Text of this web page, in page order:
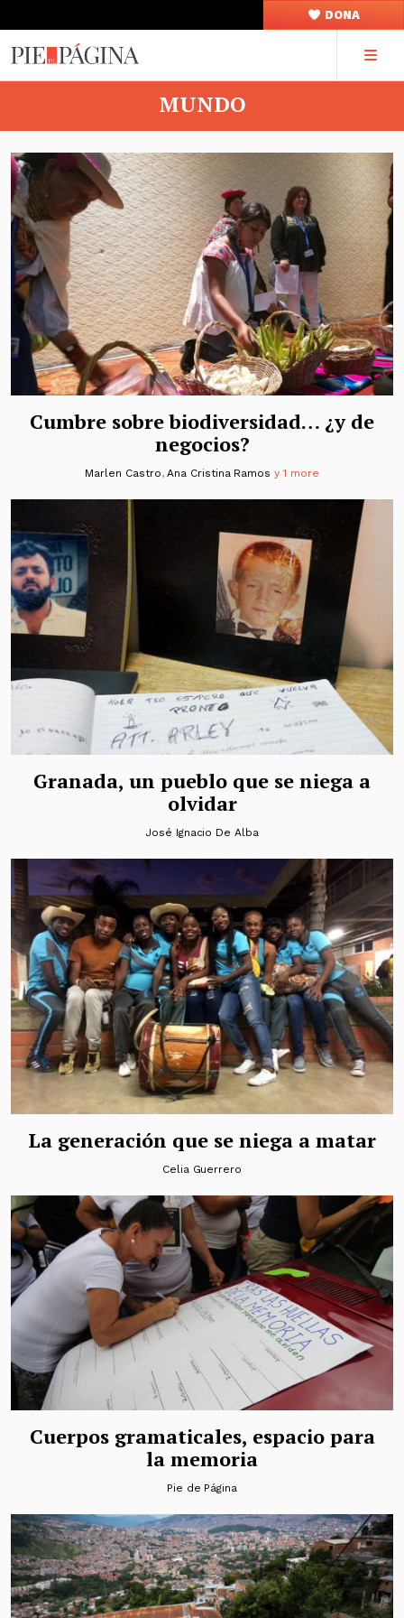
DONA
MUNDO
Cumbre sobre biodiversidad… ¿y de
negocios?
Marlen Castro,Ana Cristina Ramos y 1 more
Granada, un pueblo que se niega a
olvidar
José Ignacio De Alba
La generación que se niega a matar
Celia Guerrero
Cuerpos gramaticales, espacio para
la memoria
Pie de Página